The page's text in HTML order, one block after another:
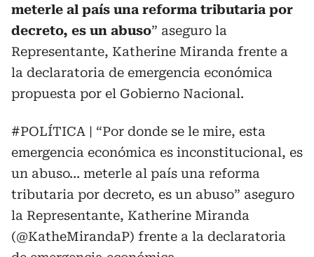
meterle al país una reforma tributaria por
decreto, es un abuso” aseguro la
Representante, Katherine Miranda frente a
la declaratoria de emergencia económica
propuesta por el Gobierno Nacional.
#POLÍTICA | “Por donde se le mire, esta
emergencia económica es inconstitucional, es
un abuso… meterle al país una reforma
tributaria por decreto, es un abuso” aseguro
la Representante, Katherine Miranda
(@KatheMirandaP) frente a la declaratoria